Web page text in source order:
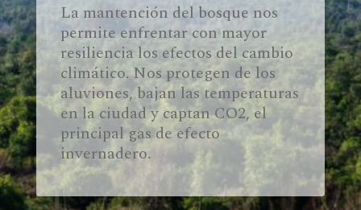
La mantención del bosque nos
permite enfrentar con mayor
resiliencia los efectos del cambio
climático. Nos protegen de los
aluviones, bajan las temperaturas
en la ciudad y captan CO2, el
principal gas de efecto
invernadero.